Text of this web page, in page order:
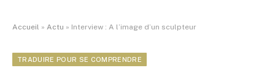
Accueil » Actu » Interview : A l’image d’un sculpteur
TRADUIRE POUR SE COMPRENDRE